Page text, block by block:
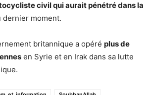
civil qui aurait pénétré dans la
dernier moment.
britannique a opéré plus de
en Syrie et en Irak dans sa lutte